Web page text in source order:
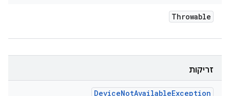
Throwable
זריקות
DeviceNotAvailableException